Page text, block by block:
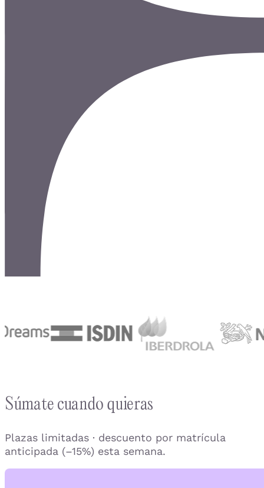
Súmate cuando quieras
Plazas limitadas · descuento por matrícula
anticipada (–15%) esta semana.